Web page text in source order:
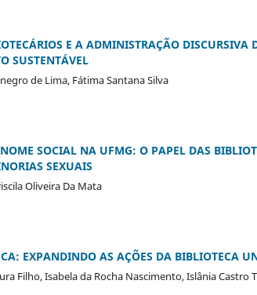
E A ADMINISTRAÇÃO DISCURSIVA
SUSTENTÁVEL
de Lima, Fátima Santana Silva
SOCIAL NA UFMG: O PAPEL DAS
SEXUAIS
Oliveira Da Mata
EXPANDINDO AS AÇÕES DA BIBLIOTECA
Filho, Isabela da Rocha Nascimento, Islânia Castro